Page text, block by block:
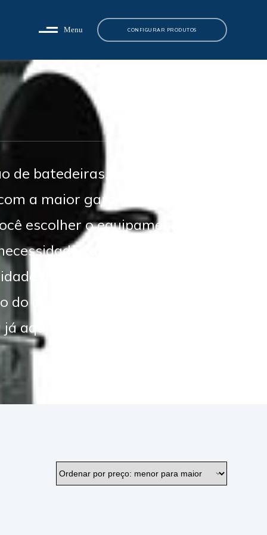
Menu CONFIGURAR PRODUTOS
aqui a sua compra!